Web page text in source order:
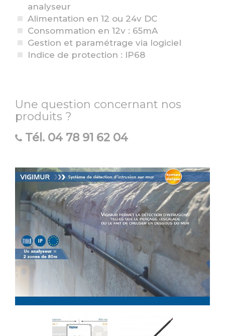
analyseur
Alimentation en 12 ou 24v DC
Consommation en 12v : 65mA
Gestion et paramétrage via logiciel
Indice de protection : IP68
Une question concernant nos
produits ?
Tél. 04 78 91 62 04